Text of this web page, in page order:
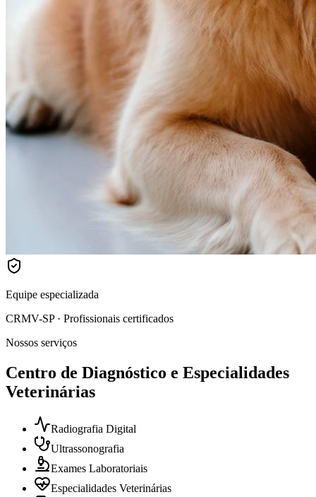
Equipe especializada
CRMV-SP · Profissionais certificados
Nossos serviços
Centro de Diagnóstico e Especialidades
Veterinárias
Radiografia Digital
Ultrassonografia
Exames Laboratoriais
Especialidades Veterinárias